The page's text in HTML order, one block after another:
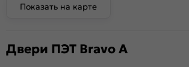
Показать на карте
Двери ПЭТ Bravo A